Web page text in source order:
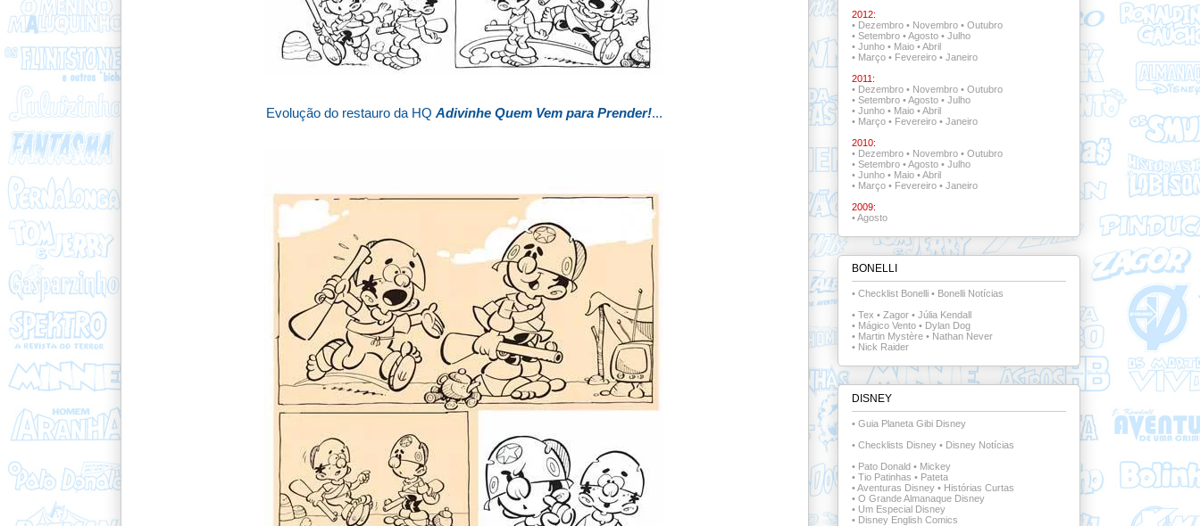
Evolução do restauro da HQ Adivinhe Quem Vem para Prender!...
2012:
• Dezembro• Novembro• Outubro
• Setembro •Agosto• Julho
• Junho• Maio •Abril
• Março• Fevereiro• Janeiro
2011:
• Dezembro• Novembro• Outubro
• Setembro•Agosto• Julho
• Junho• Maio•Abril
• Março• Fevereiro• Janeiro
2010:
• Dezembro• Novembro• Outubro
• Setembro•Agosto• Julho
• Junho• Maio•Abril
• Março• Fevereiro• Janeiro
2009:
•Agosto
BONELLI
• Checklist Bonelli• Bonelli Notícias
• Tex • Zagor• Júlia Kendall
• Mágico Vento • Dylan Dog
• Martin Mystère • Nathan Never
• Nick Raider
DISNEY
• Guia Planeta Gibi Disney
• Checklists Disney• Disney Notícias
• Pato Donald• Mickey
• Tio Patinhas • Pateta
• Aventuras Disney • Histórias Curtas
• O Grande Almanaque Disney
• Um Especial Disney
• Disney English Comics